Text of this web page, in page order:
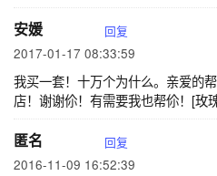
安媛 回复
2017-01-17 08:33:59
我买一套！十万个为什么。亲爱的
店！谢谢伱！有需要我也帮伱！[玫
匿名 回复
2016-11-09 16:52:39